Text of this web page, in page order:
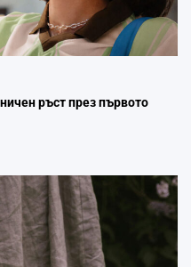
ръст през първото